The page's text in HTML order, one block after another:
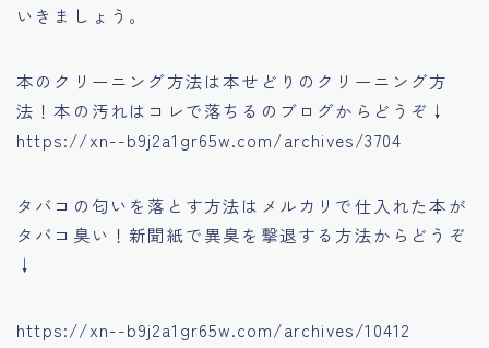
いきましょう。
本のクリーニング方法は本せどりのクリーニング方
法！本の汚れはコレで落ちる のブログからどうぞ↓
https://xn--b9j2a1gr65w.com/archives/3704
タバコの匂いを落とす方法は メルカリで仕入れた本が
タバコ臭い！新聞紙で異臭を撃退する方法からどうぞ
↓
https://xn--b9j2a1gr65w.com/archives/10412